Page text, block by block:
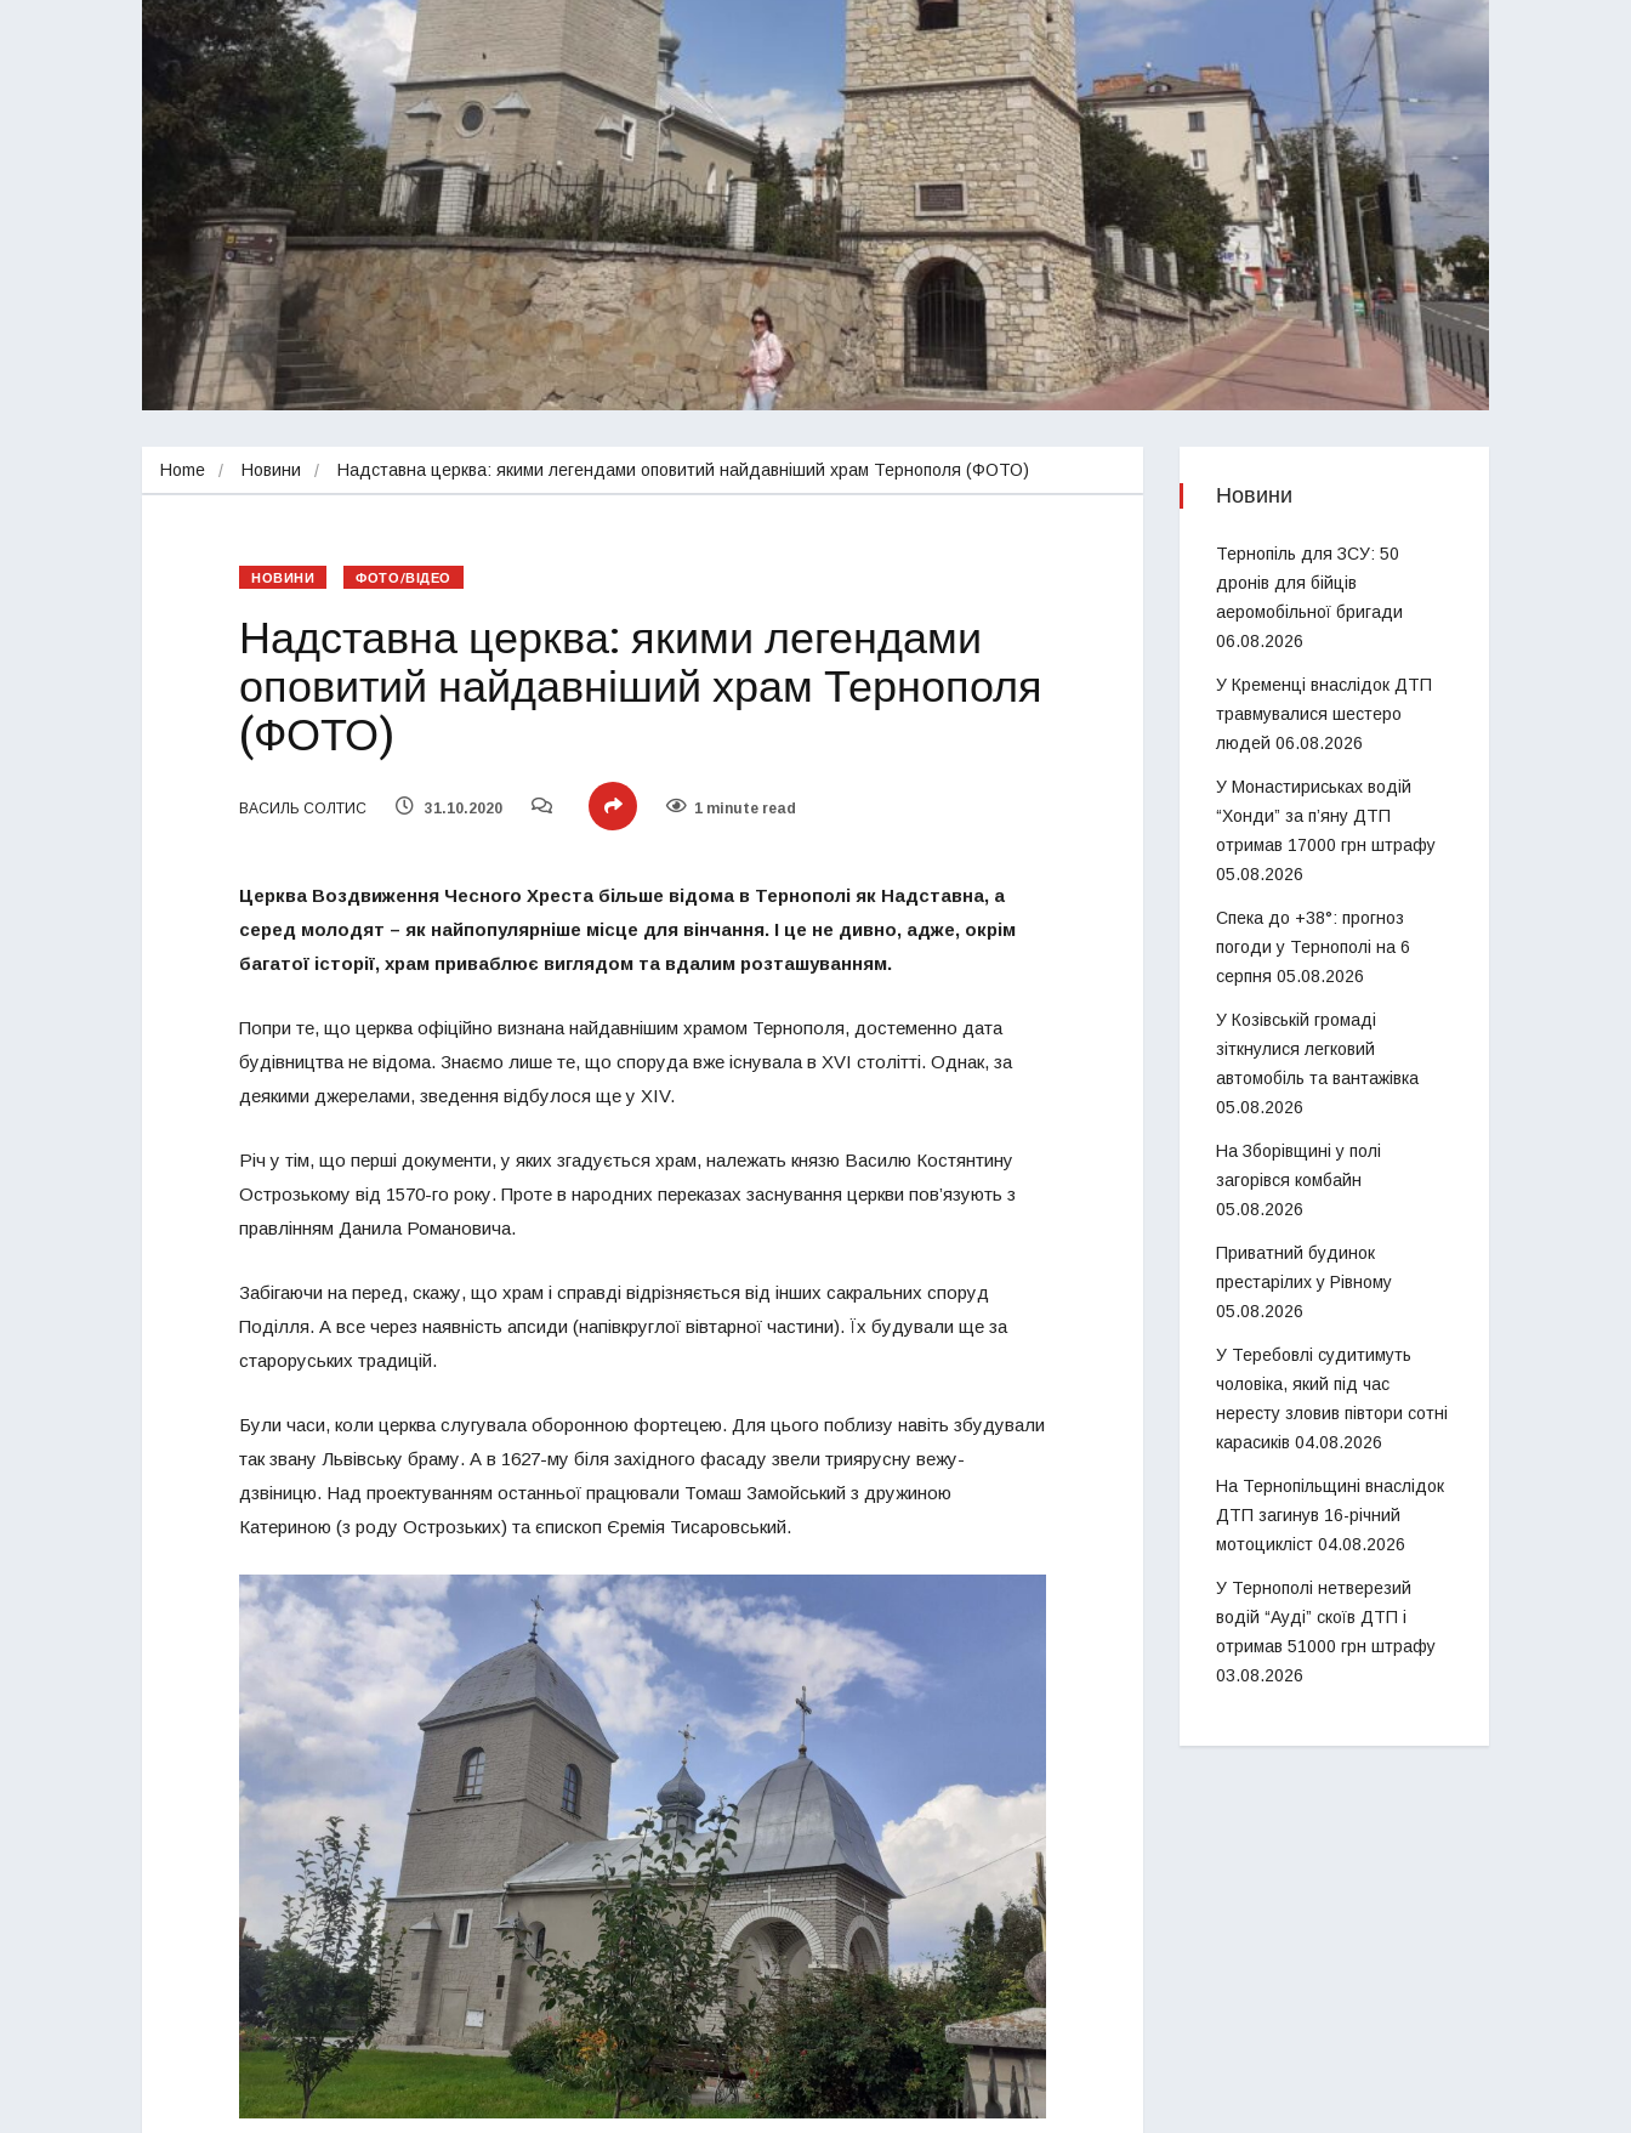
Home Новини Надставна церква: якими легендами оповитий найдавніший храм Тернополя (ФОТО)
НОВИНИ ФОТО/ВІДЕО
Надставна церква: якими легендами
оповитий найдавніший храм Тернополя
(ФОТО)
ВАСИЛЬ СОЛТИС 31.10.2020 1 minute read
Церква Воздвиження Чесного Хреста більше відома в Тернополі як Надставна, а
серед молодят – як найпопулярніше місце для вінчання. І це не дивно, адже, окрім
багатої історії, храм приваблює виглядом та вдалим розташуванням.
Попри те, що церква офіційно визнана найдавнішим храмом Тернополя, достеменно дата
будівництва не відома. Знаємо лише те, що споруда вже існувала в XVI столітті. Однак, за
деякими джерелами, зведення відбулося ще у XIV.
Річ у тім, що перші документи, у яких згадується храм, належать князю Василю Костянтину
Острозькому від 1570-го року. Проте в народних переказах заснування церкви пов’язують з
правлінням Данила Романовича.
Забігаючи на перед, скажу, що храм і справді відрізняється від інших сакральних споруд
Поділля. А все через наявність апсиди (напівкруглої вівтарної частини). Їх будували ще за
староруських традицій.
Були часи, коли церква слугувала оборонною фортецею. Для цього поблизу навіть збудували
так звану Львівську браму. А в 1627-му біля західного фасаду звели триярусну вежу-
дзвіницю. Над проектуванням останньої працювали Томаш Замойський з дружиною
Катериною (з роду Острозьких) та єпископ Єремія Тисаровський.
Новини
Тернопіль для ЗСУ: 50
дронів для бійців
аеромобільної бригади
06.08.2026
У Кременці внаслідок ДТП
травмувалися шестеро
людей 06.08.2026
У Монастириськах водій
“Хонди” за п’яну ДТП
отримав 17000 грн штрафу
05.08.2026
Спека до +38°: прогноз
погоди у Тернополі на 6
серпня 05.08.2026
У Козівській громаді
зіткнулися легковий
автомобіль та вантажівка
05.08.2026
На Зборівщині у полі
загорівся комбайн
05.08.2026
Приватний будинок
престарілих у Рівному
05.08.2026
У Теребовлі судитимуть
чоловіка, який під час
нересту зловив півтори сотні
карасиків 04.08.2026
На Тернопільщині внаслідок
ДТП загинув 16-річний
мотоцикліст 04.08.2026
У Тернополі нетверезий
водій “Ауді” скоїв ДТП і
отримав 51000 грн штрафу
03.08.2026